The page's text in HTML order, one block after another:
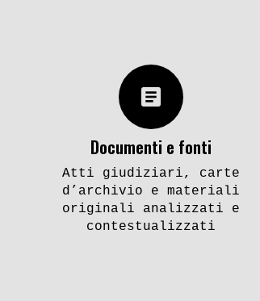
article
Documenti e fonti
Atti giudiziari, carte
d’archivio e materiali
originali analizzati e
contestualizzati